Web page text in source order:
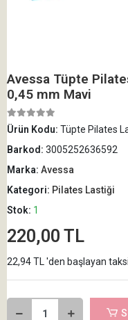
Avessa Tüpte
0,45 mm Mavi
Ürün Kodu: Tüpte Pilates
Barkod: 3005252636592
Marka: Avessa
Kategori: Pilates Lastiği
Stok: 1
220,00 TL
22,94 TL 'den başlayan